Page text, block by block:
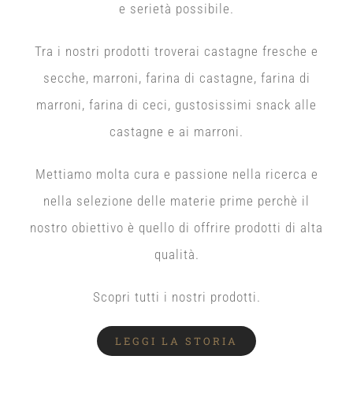
e serietà possibile.
Tra i nostri prodotti troverai castagne fresche e
secche, marroni, farina di castagne, farina di
marroni, farina di ceci, gustosissimi snack alle
castagne e ai marroni.
Mettiamo molta cura e passione nella ricerca e
nella selezione delle materie prime perchè il
nostro obiettivo è quello di offrire prodotti di alta
qualità.
Scopri tutti i nostri prodotti.
LEGGI LA STORIA